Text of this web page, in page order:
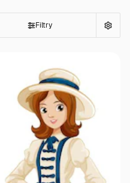
Filtry